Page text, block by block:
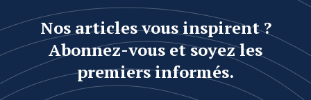
Nos articles vous inspirent ?
Abonnez-vous et soyez les
premiers informés.